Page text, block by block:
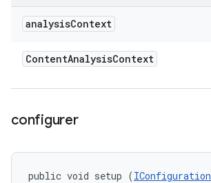
analysisContext
ContentAnalysisContext
configurer
public void setup (IConfiguration